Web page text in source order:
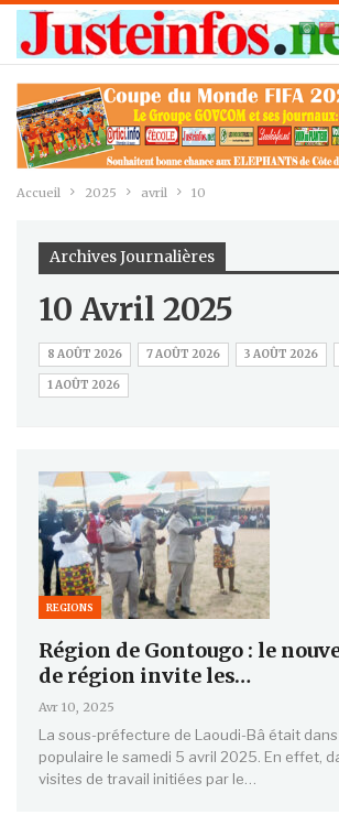
Accueil 2025 avril 10
Archives Journalières
10 Avril 2025
8 AOÛT 2026 7 AOÛT 2026 3 AOÛT 2026
1 AOÛT 2026
REGIONS
Région de Gontougo : le
de région invite les…
Avr 10, 2025
La sous-préfecture de Laoudi-Bâ était
populaire le samedi 5 avril 2025. En effet,
visites de travail initiées par le…